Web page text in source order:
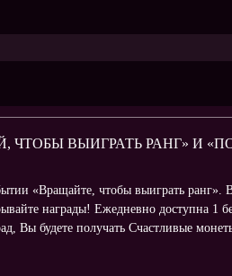
ЧТОБЫ ВЫИГРАТЬ РАНГ» И
«Вращайте, чтобы выиграть ранг».
награды! Ежедневно доступна 1
Вы будете получать Счастливые